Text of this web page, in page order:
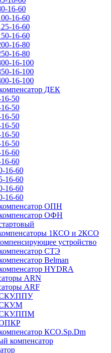
16-60
16-60
16-60
16-60
16-80
16-80
16-100
16-100
16-100
ДЕК
50
50
50
50
50
50
60
60
16-60
16-60
16-60
16-60
ОПН
ОФН
1КСО и 2КСО
устройство
СТЭ
Belman
HYDRA
ARN
ARF
СКУ.ППУ
СКУ.М
СКУ.ППМ
ОПКР
КСО.Sp.Dm
компенсатор